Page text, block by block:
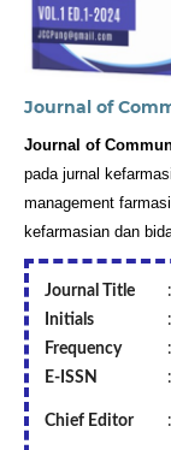
Journal of
Journal of
pada jurnal
management
kefarmasian dan
Journal Title
Initials
Frequency
E-ISSN
Chief Editor